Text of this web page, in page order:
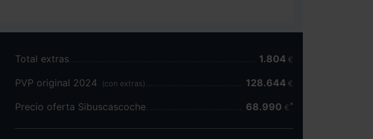
Total extras 1.804 €
PVP original 2024 (con extras) 128.644 €
Precio oferta Sibuscascoche 68.990 €